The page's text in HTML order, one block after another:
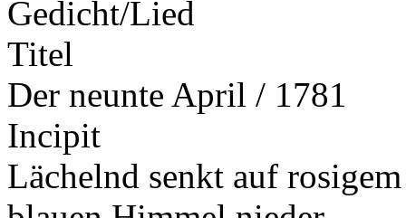
Gedicht/Lied
Titel
Der neunte April / 1781
Incipit
Lächelnd senkt auf